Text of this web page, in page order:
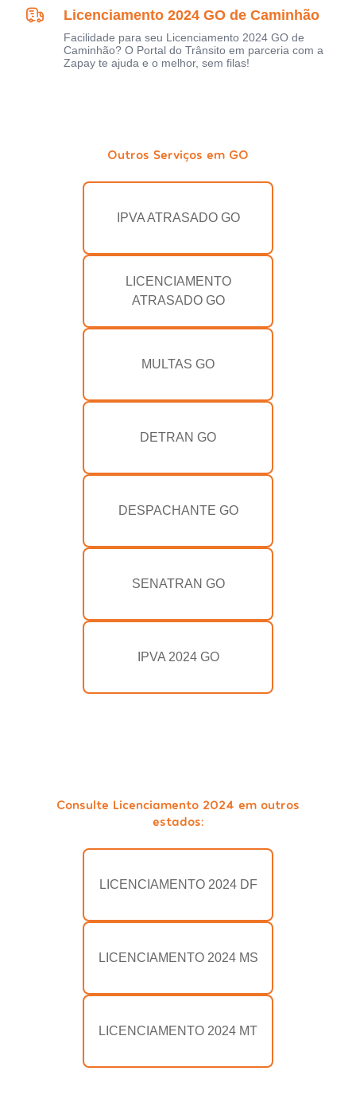
Licenciamento 2024 GO de Caminhão
Facilidade para seu Licenciamento 2024 GO de
Caminhão? O Portal do Trânsito em parceria com a
Zapay te ajuda e o melhor, sem filas!
Outros Serviços em GO
IPVA ATRASADO GO
LICENCIAMENTO
ATRASADO GO
MULTAS GO
DETRAN GO
DESPACHANTE GO
SENATRAN GO
IPVA 2024 GO
Consulte Licenciamento 2024 em outros
estados:
LICENCIAMENTO 2024 DF
LICENCIAMENTO 2024 MS
LICENCIAMENTO 2024 MT